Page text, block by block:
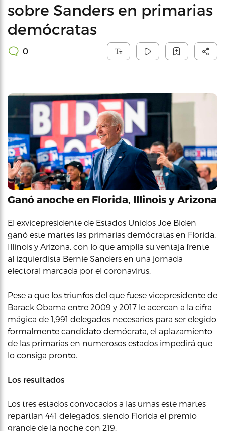
sobre Sanders en primarias
demócratas
0
Ganó anoche en Florida, Illinois y Arizona
El exvicepresidente de Estados Unidos Joe Biden
ganó este martes las primarias demócratas en Florida,
Illinois y Arizona, con lo que amplía su ventaja frente
al izquierdista Bernie Sanders en una jornada
electoral marcada por el coronavirus.
Pese a que los triunfos del que fuese vicepresidente de
Barack Obama entre 2009 y 2017 le acercan a la cifra
mágica de 1,991 delegados necesarios para ser elegido
formalmente candidato demócrata, el aplazamiento
de las primarias en numerosos estados impedirá que
lo consiga pronto.
Los resultados
Los tres estados convocados a las urnas este martes
repartían 441 delegados, siendo Florida el premio
grande de la noche con 219.